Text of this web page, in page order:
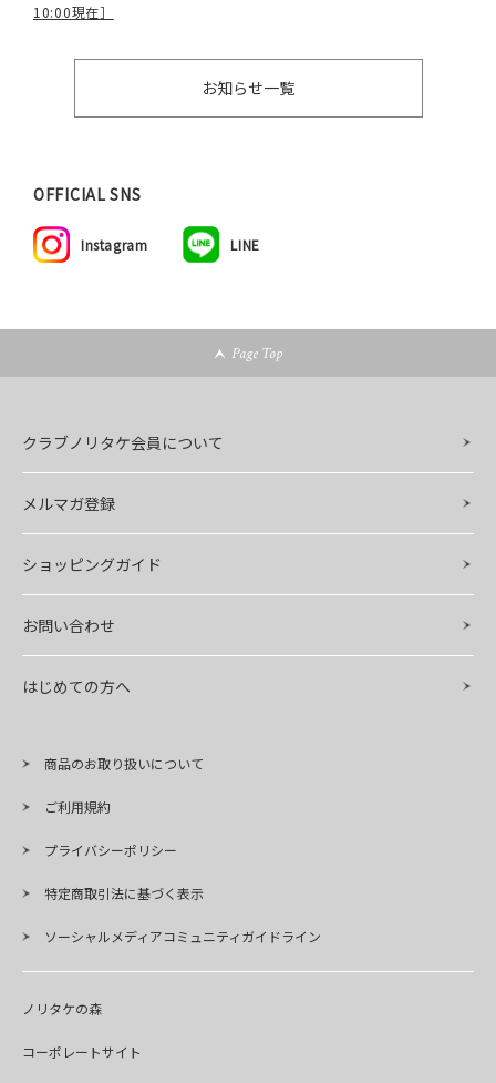
10:00現在］
お知らせ一覧
OFFICIAL SNS
Instagram LINE
Page Top
クラブノリタケ会員について
メルマガ登録
ショッピングガイド
お問い合わせ
はじめての方へ
商品のお取り扱いについて
ご利用規約
プライバシーポリシー
特定商取引法に基づく表示
ソーシャルメディアコミュニティガイドライン
ノリタケの森
コーポレートサイト